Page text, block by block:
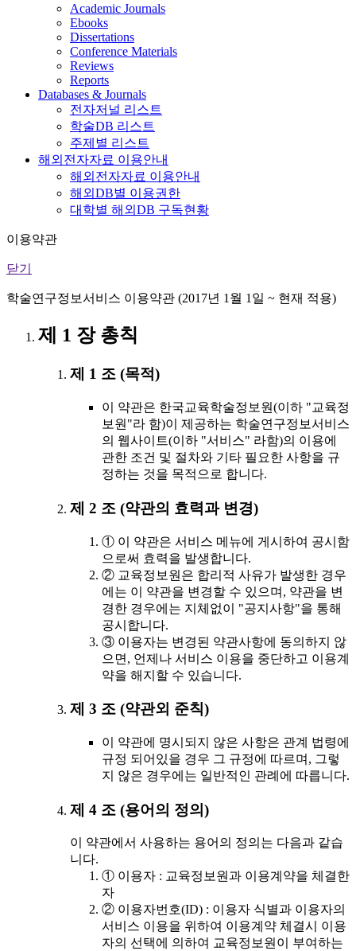
Academic Journals
Ebooks
Dissertations
Conference Materials
Reviews
Reports
Databases & Journals
전자저널 리스트
학술DB 리스트
주제별 리스트
해외전자자료 이용안내
해외전자자료 이용안내
해외DB별 이용권한
대학별 해외DB 구독현황
이용약관
닫기
학술연구정보서비스 이용약관 (2017년 1월 1일 ~ 현재 적용)
제 1 장 총칙
제 1 조 (목적)
이 약관은 한국교육학술정보원(이하 "교육정
보원"라 함)이 제공하는 학술연구정보서비스
의 웹사이트(이하 "서비스" 라함)의 이용에
관한 조건 및 절차와 기타 필요한 사항을 규
정하는 것을 목적으로 합니다.
제 2 조 (약관의 효력과 변경)
① 이 약관은 서비스 메뉴에 게시하여 공시함
으로써 효력을 발생합니다.
② 교육정보원은 합리적 사유가 발생한 경우
에는 이 약관을 변경할 수 있으며, 약관을 변
경한 경우에는 지체없이 "공지사항"을 통해
공시합니다.
③ 이용자는 변경된 약관사항에 동의하지 않
으면, 언제나 서비스 이용을 중단하고 이용계
약을 해지할 수 있습니다.
제 3 조 (약관외 준칙)
이 약관에 명시되지 않은 사항은 관계 법령에
규정 되어있을 경우 그 규정에 따르며, 그렇
지 않은 경우에는 일반적인 관례에 따릅니다.
제 4 조 (용어의 정의)
이 약관에서 사용하는 용어의 정의는 다음과 같습
니다.
① 이용자 : 교육정보원과 이용계약을 체결한
자
② 이용자번호(ID) : 이용자 식별과 이용자의
서비스 이용을 위하여 이용계약 체결시 이용
자의 선택에 의하여 교육정보원이 부여하는